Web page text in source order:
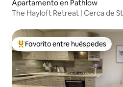
Apartamento en Pathlow
The Hayloft Retreat | Cerca de
Favorito entre huéspedes
Favorito entre huéspedes